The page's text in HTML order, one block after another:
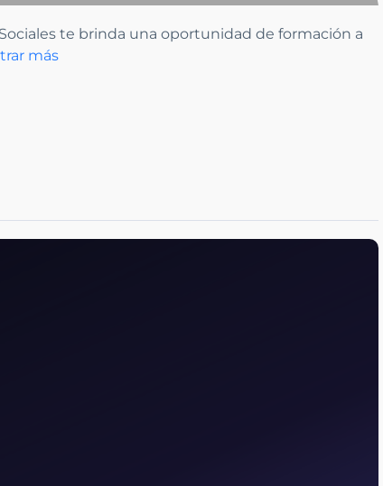
te brinda una oportunidad de formación a
más